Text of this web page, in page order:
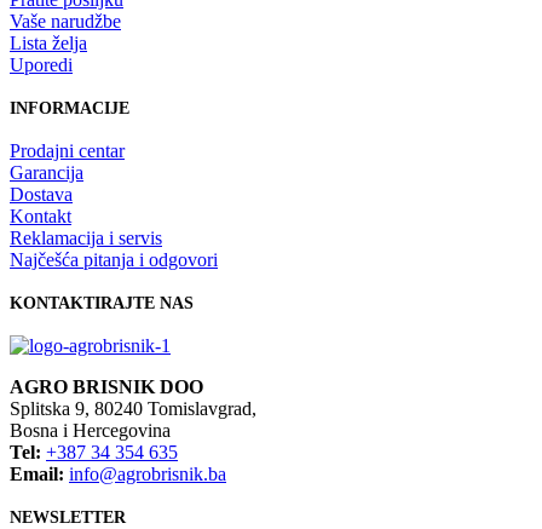
Vaše narudžbe
Lista želja
Uporedi
INFORMACIJE
Prodajni centar
Garancija
Dostava
Kontakt
Reklamacija i servis
Najčešća pitanja i odgovori
KONTAKTIRAJTE NAS
AGRO BRISNIK DOO
Splitska 9, 80240 Tomislavgrad,
Bosna i Hercegovina
Tel: +387 34 354 635
Email: info@agrobrisnik.ba
NEWSLETTER